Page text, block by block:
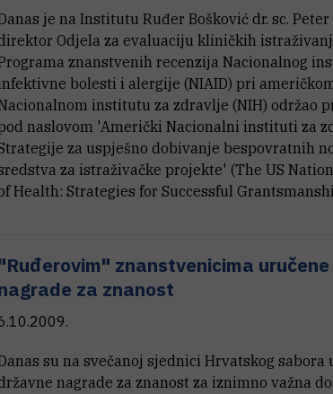
je na Institutu Ruđer Bošković dr. sc. Peter
Odjela za evaluaciju kliničkih
znanstvenih recenzija Nacionalnog
bolesti i alergije (NIAID) pri
institutu za zdravlje (NIH) održao
naslovom 'Američki Nacionalni instituti za
za uspješno dobivanje bespovratnih
za istraživačke projekte' (The US
Health: Strategies for Successful
znanstvenicima
za znanost
su na svečanoj sjednici Hrvatskog sabora
nagrade za znanost za iznimno važna